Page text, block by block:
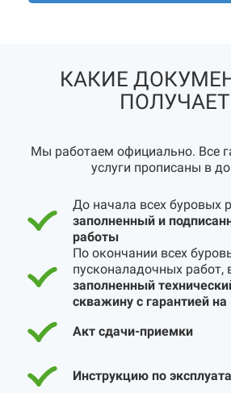
КАКИЕ
Мы работаем официально. Все
услуги прописаны в
До начала всех буровых
заполненный и
работы
По окончании всех
пусконаладочных
заполненный
скважину с гарантией на
Акт сдачи-приемки
Инструкцию по